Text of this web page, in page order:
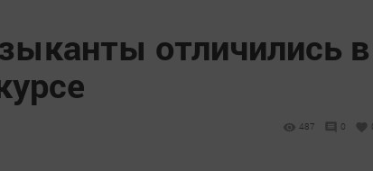
отличились в
487 0